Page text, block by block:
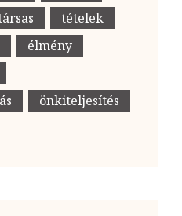
tételek
élmény
önkiteljesítés